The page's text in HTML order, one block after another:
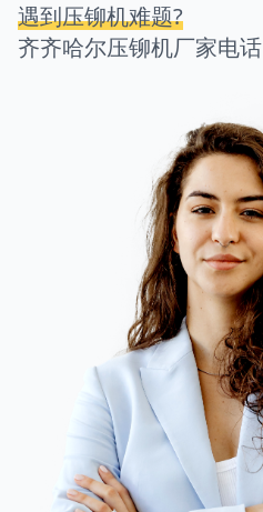
遇到压铆机难题?
齐齐哈尔压铆机厂家电话